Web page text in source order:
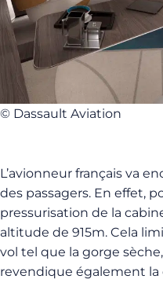
© Dassault Aviation
L’avionneur français va
des passagers. En effet,
pressurisation de la
altitude de 915m. Cela
vol tel que la gorge
revendique également la